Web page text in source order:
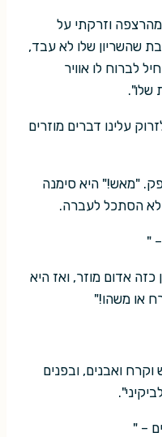
וזרקתי על
שהשריון שלו לא עבד,
לברוח לו אוויר
שלו".
עלינו דברים מוזרים
"מאש!" היא סימנה
לא הסתכל לעברה.
"
אדום מוזר, ואז היא
או משהו!"
ואבנים, ובפנים
– "